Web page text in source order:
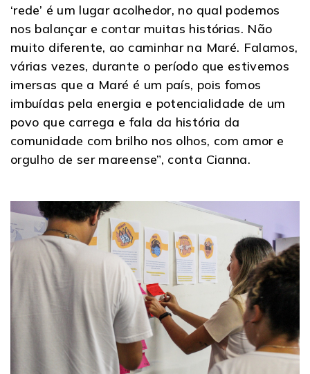
‘rede’ é um lugar acolhedor, no qual podemos
nos balançar e contar muitas histórias. Não
muito diferente, ao caminhar na Maré. Falamos,
várias vezes, durante o período que estivemos
imersas que a Maré é um país, pois fomos
imbuídas pela energia e potencialidade de um
povo que carrega e fala da história da
comunidade com brilho nos olhos, com amor e
orgulho de ser mareense”, conta Cianna.